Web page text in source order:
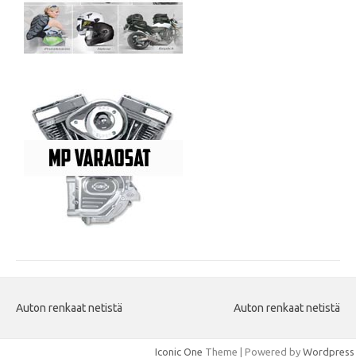
Auton renkaat netistä Auton renkaat netistä
Iconic One Theme | Powered by Wordpress